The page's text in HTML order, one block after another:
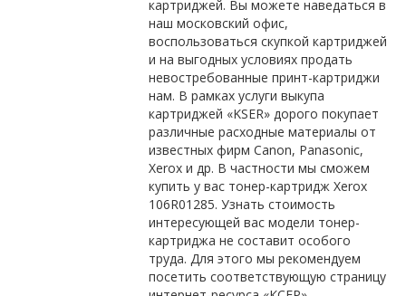
картриджей. Вы можете наведаться в
наш московский офис,
воспользоваться скупкой картриджей
и на выгодных условиях продать
невостребованные принт-картриджи
нам. В рамках услуги выкупа
картриджей «KSER» дорого покупает
различные расходные материалы от
известных фирм Canon, Panasonic,
Xerox и др. В частности мы сможем
купить у вас тонер-картридж Xerox
106R01285. Узнать стоимость
интересующей вас модели тонер-
картриджа не составит особого
труда. Для этого мы рекомендуем
посетить соответствующую страницу